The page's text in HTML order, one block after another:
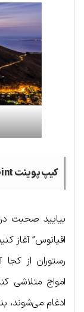
کیپ پوینت Cape Point
بیایید صحبت
اقیانوس” آغاز
رستوران از کجا
امواج متلاشی
ادغام می‌شوند،